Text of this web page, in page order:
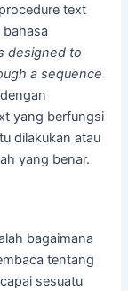
text
designed to
a sequence
yang berfungsi
dilakukan atau
yang benar.
bagaimana
tentang
sesuatu